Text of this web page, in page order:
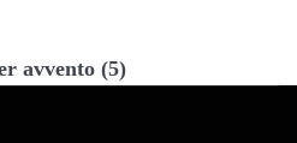
avvento (5)